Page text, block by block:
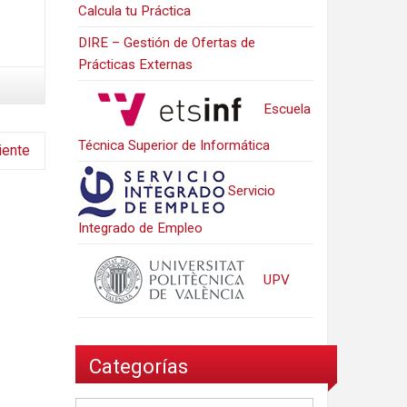
Calcula tu Práctica
DIRE – Gestión de Ofertas de
Prácticas Externas
Escuela
Técnica Superior de Informática
Servicio
Integrado de Empleo
UPV
Categorías